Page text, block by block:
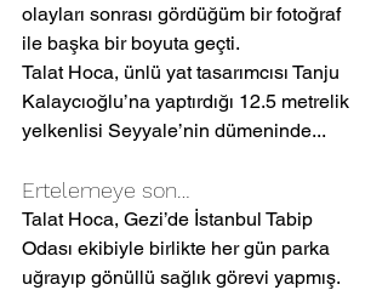
olayları sonrası gördüğüm bir fotoğraf
ile başka bir boyuta geçti.
Talat Hoca, ünlü yat tasarımcısı Tanju
Kalaycıoğlu’na yaptırdığı 12.5 metrelik
yelkenlisi Seyyale’nin dümeninde...
Ertelemeye son…
Talat Hoca, Gezi’de İstanbul Tabip
Odası ekibiyle birlikte her gün parka
uğrayıp gönüllü sağlık görevi yapmış.